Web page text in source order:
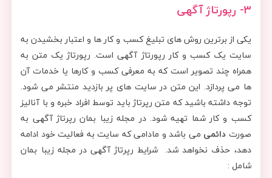
3- رپورتاژ آگهی
یکی از برترین روش های تبلیغ کسب و کار ها و اعتبار بخشیدن به
سایت یک کسب و کار رپورتاژ آگهی است. رپورتاژ یک متن به
همراه چند تصویر است که به معرفی کسب و کارها یا خدمات آن
ها می پردازد. این متن در سایت های پر بازدید منتشر می شود.
توجه داشته باشید که متن رپرتاژ باید توسط افراد خبره و با آنالیز
کسب و کار شما تهیه شود. در مجله زیبا بمان رپرتاژ آگهی به
صورت دائمی می باشد و مادامی که سایت به فعالیت خود ادامه
دهد، حذف نخواهد شد. شرایط رپرتاژ آگهی در مجله زیبا بمان
شامل :